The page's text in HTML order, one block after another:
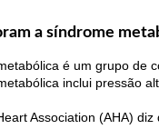
a síndrome
é um grupo de
inclui pressão
Association (AHA)